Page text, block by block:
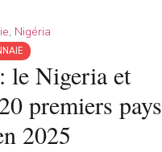
, Nigéria
le Nigeria et
premiers pays
2025